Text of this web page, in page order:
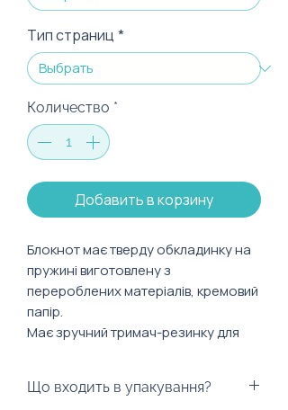
Тип страниц *
Количество *
Добавить в корзину
Блокнот має тверду обкладинку на
пружині виготовлену з
перероблених матеріалів, кремовий
папір.
Має зручний тримач-резинку для
Що входить в упакування?